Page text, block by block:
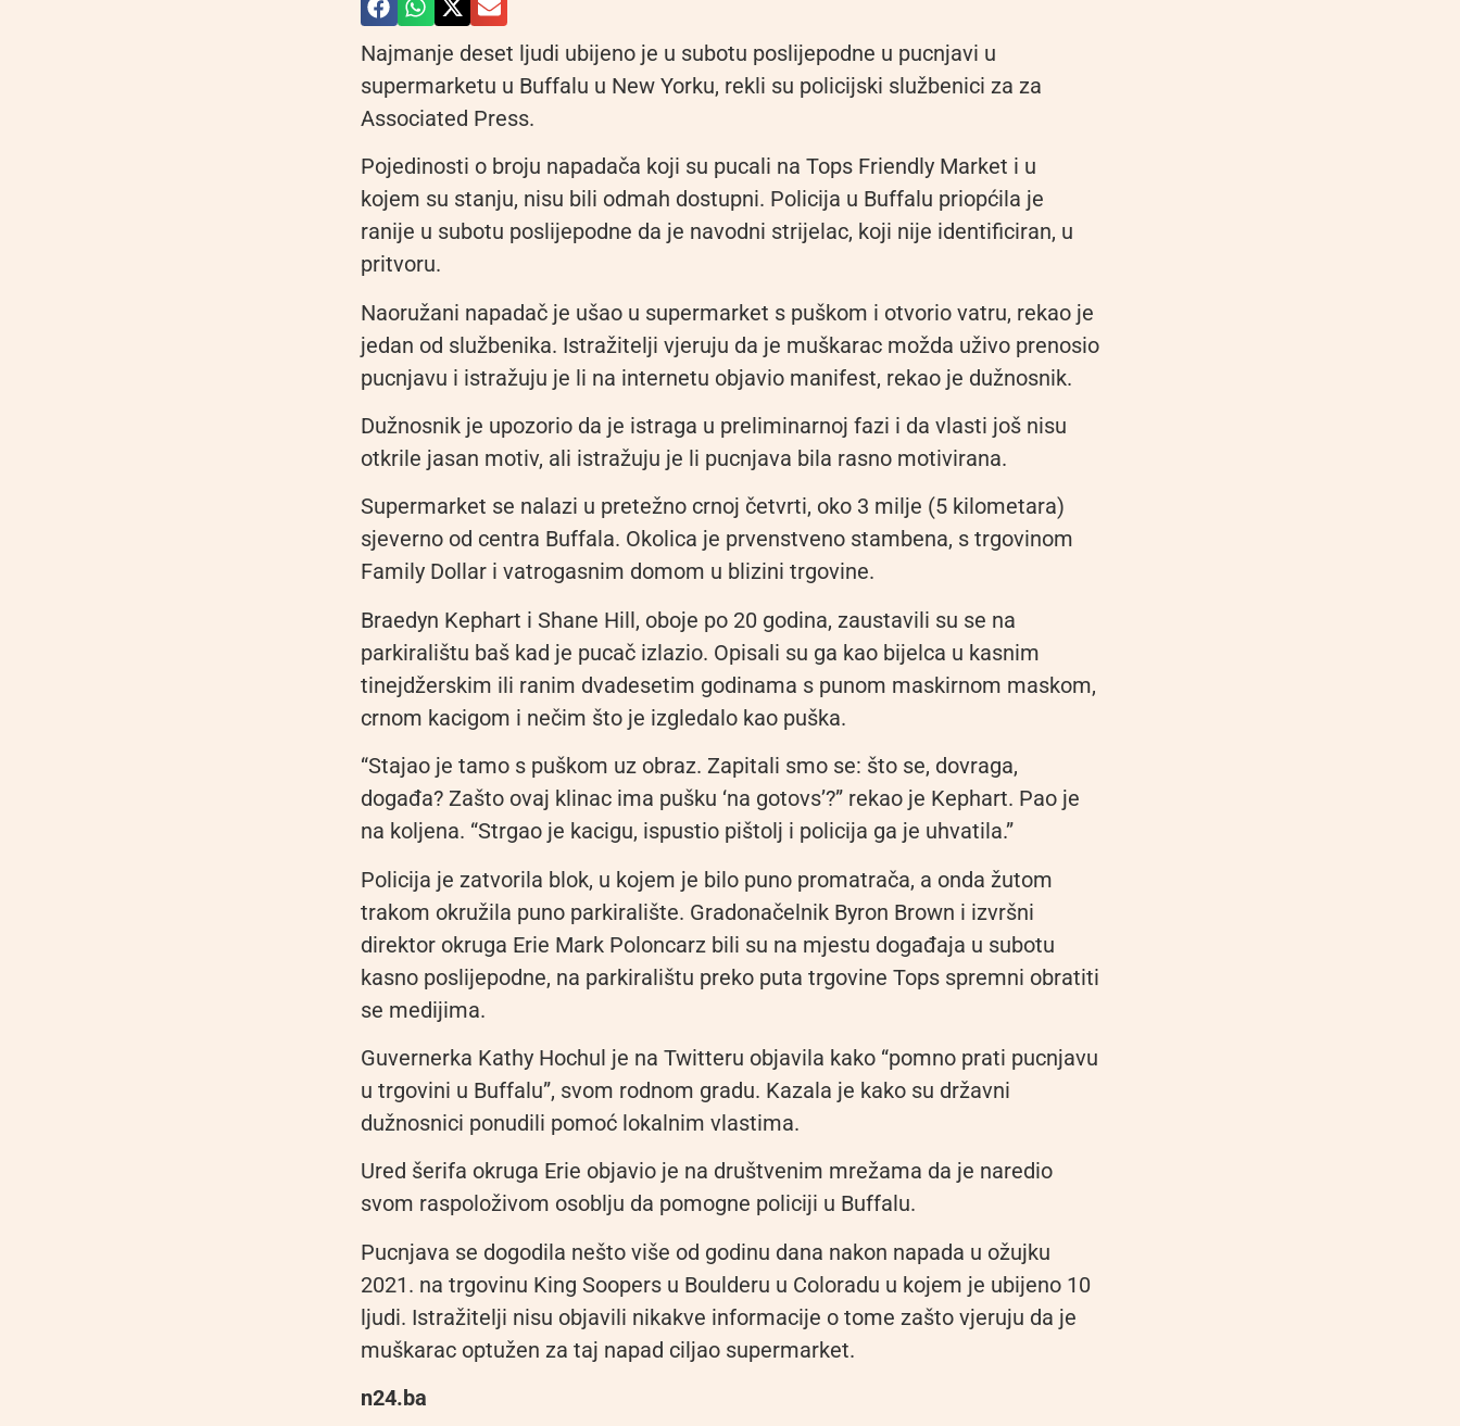
Najmanje deset ljudi ubijeno je u subotu poslijepodne u pucnjavi u
supermarketu u Buffalu u New Yorku, rekli su policijski službenici za za
Associated Press.
Pojedinosti o broju napadača koji su pucali na Tops Friendly Market i u
kojem su stanju, nisu bili odmah dostupni. Policija u Buffalu priopćila je
ranije u subotu poslijepodne da je navodni strijelac, koji nije identificiran, u
pritvoru.
Naoružani napadač je ušao u supermarket s puškom i otvorio vatru, rekao je
jedan od službenika. Istražitelji vjeruju da je muškarac možda uživo prenosio
pucnjavu i istražuju je li na internetu objavio manifest, rekao je dužnosnik.
Dužnosnik je upozorio da je istraga u preliminarnoj fazi i da vlasti još nisu
otkrile jasan motiv, ali istražuju je li pucnjava bila rasno motivirana.
Supermarket se nalazi u pretežno crnoj četvrti, oko 3 milje (5 kilometara)
sjeverno od centra Buffala. Okolica je prvenstveno stambena, s trgovinom
Family Dollar i vatrogasnim domom u blizini trgovine.
Braedyn Kephart i Shane Hill, oboje po 20 godina, zaustavili su se na
parkiralištu baš kad je pucač izlazio. Opisali su ga kao bijelca u kasnim
tinejdžerskim ili ranim dvadesetim godinama s punom maskirnom maskom,
crnom kacigom i nečim što je izgledalo kao puška.
“Stajao je tamo s puškom uz obraz. Zapitali smo se: što se, dovraga,
događa? Zašto ovaj klinac ima pušku ‘na gotovs’?” rekao je Kephart. Pao je
na koljena. “Strgao je kacigu, ispustio pištolj i policija ga je uhvatila.”
Policija je zatvorila blok, u kojem je bilo puno promatrača, a onda žutom
trakom okružila puno parkiralište. Gradonačelnik Byron Brown i izvršni
direktor okruga Erie Mark Poloncarz bili su na mjestu događaja u subotu
kasno poslijepodne, na parkiralištu preko puta trgovine Tops spremni obratiti
se medijima.
Guvernerka Kathy Hochul je na Twitteru objavila kako “pomno prati pucnjavu
u trgovini u Buffalu”, svom rodnom gradu. Kazala je kako su državni
dužnosnici ponudili pomoć lokalnim vlastima.
Ured šerifa okruga Erie objavio je na društvenim mrežama da je naredio
svom raspoloživom osoblju da pomogne policiji u Buffalu.
Pucnjava se dogodila nešto više od godinu dana nakon napada u ožujku
2021. na trgovinu King Soopers u Boulderu u Coloradu u kojem je ubijeno 10
ljudi. Istražitelji nisu objavili nikakve informacije o tome zašto vjeruju da je
muškarac optužen za taj napad ciljao supermarket.
n24.ba